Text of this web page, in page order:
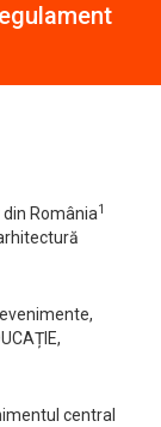
România1
central